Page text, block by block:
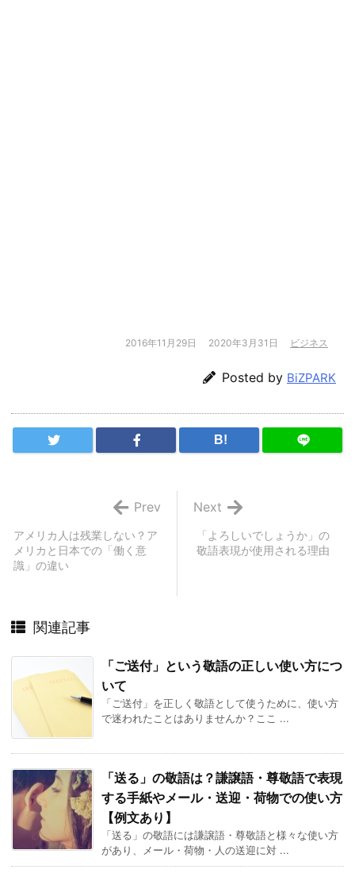
2016年11月29日 2020年3月31日 ビジネス
Posted by BiZPARK
B!
「よろしいでしょうか」の
敬語表現が使用される理由
Next
アメリカ人は残業しない？ア
メリカと日本での「働く意
識」の違い
Prev
関連記事
「ご送付」という敬語の正しい使い方につ
いて
「ご送付」を正しく敬語として使うために、使い方
で迷われたことはありませんか？ここ ...
「送る」の敬語は？謙譲語・尊敬語で表現
する手紙やメール・送迎・荷物での使い方
【例文あり】
「送る」の敬語には謙譲語・尊敬語と様々な使い方
があり、メール・荷物・人の送迎に対 ...